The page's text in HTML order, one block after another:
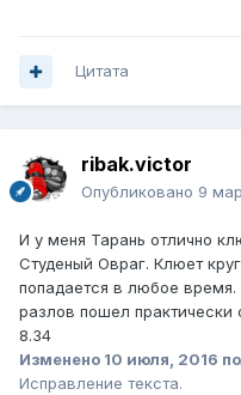
Цитата
ribak.victor
Опубликовано 9
И у меня Тарань отлично
Студеный Овраг. Клюет
попадается в любое
разлов пошел практически
8.34
Изменено 10 июля, 2016
Исправление текста.